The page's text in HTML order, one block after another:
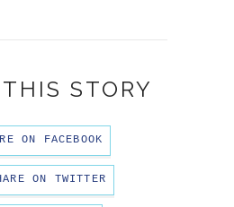
STORY
ON FACEBOOK
ON TWITTER